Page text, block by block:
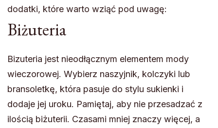
dodatki, które warto wziąć pod uwagę:
Biżuteria
Bizuteria jest nieodłącznym elementem mody
wieczorowej. Wybierz naszyjnik, kolczyki lub
bransoletkę, która pasuje do stylu sukienki i
dodaje jej uroku. Pamiętaj, aby nie przesadzać z
ilością biżuterii. Czasami mniej znaczy więcej, a